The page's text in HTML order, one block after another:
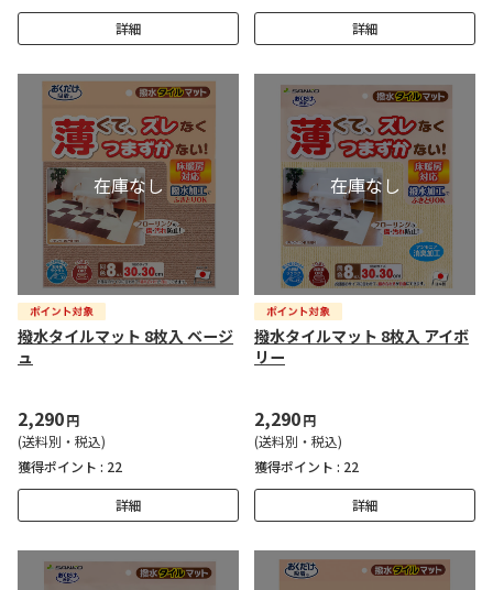
詳細 詳細
撥水タイルマット 8枚入 ベージ
ュ
2,290円
(送料別・税込)
獲得ポイント : 22
詳細
撥水タイルマット 8枚入 アイボ
リー
2,290円
(送料別・税込)
獲得ポイント : 22
詳細